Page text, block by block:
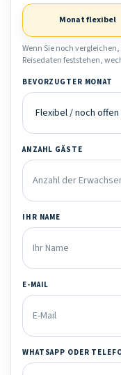
Monat flexibel
Wenn Sie noch
Reisedaten feststehen,
BEVORZUGTER MONAT
ANZAHL GÄSTE
IHR NAME
E-MAIL
WHATSAPP ODER